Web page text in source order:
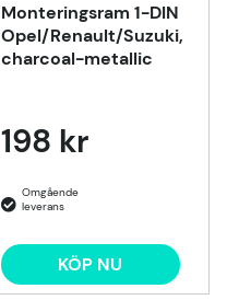
Monteringsram 1-DIN
Opel/Renault/Suzuki,
charcoal-metallic
198 kr
KÖP NU